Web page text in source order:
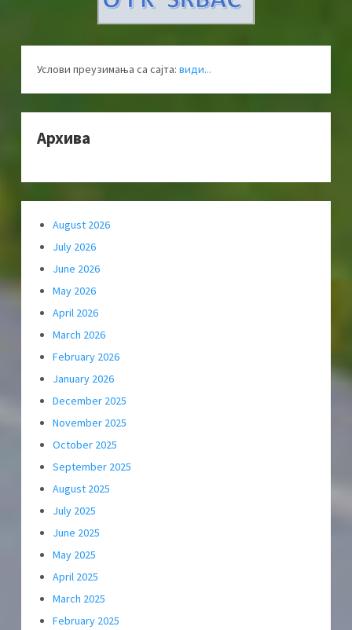
Услови преузимања са сајта: види...
Архива
August 2026
July 2026
June 2026
May 2026
April 2026
March 2026
February 2026
January 2026
December 2025
November 2025
October 2025
September 2025
August 2025
July 2025
June 2025
May 2025
April 2025
March 2025
February 2025